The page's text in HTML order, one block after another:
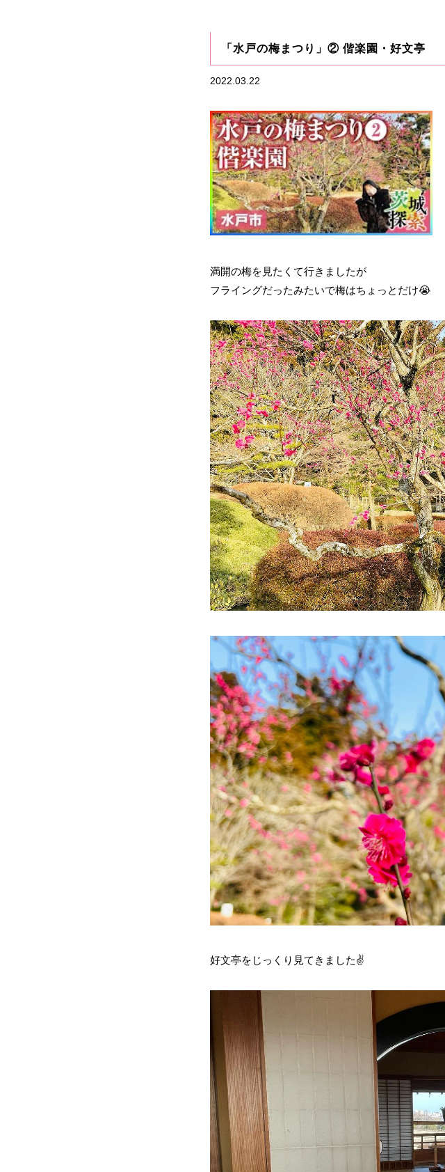
「水戸の梅まつり」② 偕楽園・好文亭
2022.03.22
満開の梅を見たくて行きましたが
フライングだったみたいで梅はちょっとだけ😭
好文亭をじっくり見てきました✌️